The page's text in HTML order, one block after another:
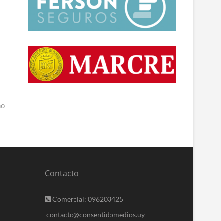
Contacto
Comercial: 096203425
contacto@consentidomedios.uy